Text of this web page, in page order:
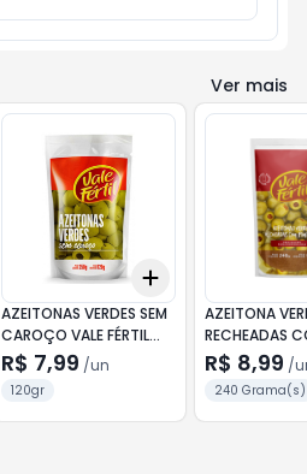
Ver mais
+10 +10
Add
AZEITONAS VERDES SEM
CAROÇO VALE FÉRTIL
SACHÊ 120G
R$ 7,99 /un
120gr
AZEITONA
RECHEADAS
PIMENTÃO
SACHÊ 150G
R$ 8,99 /
240 Grama(s)